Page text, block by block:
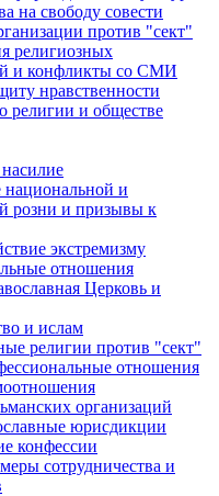
на свободу совести
против "сект"
религиозных
и конфликты со СМИ
нравственности
религии и обществе
национальной и
розни и призывы к
экстремизму
отношения
Церковь и
и ислам
религии против "сект"
отношения
организаций
юрисдикции
конфессии
сотрудничества и